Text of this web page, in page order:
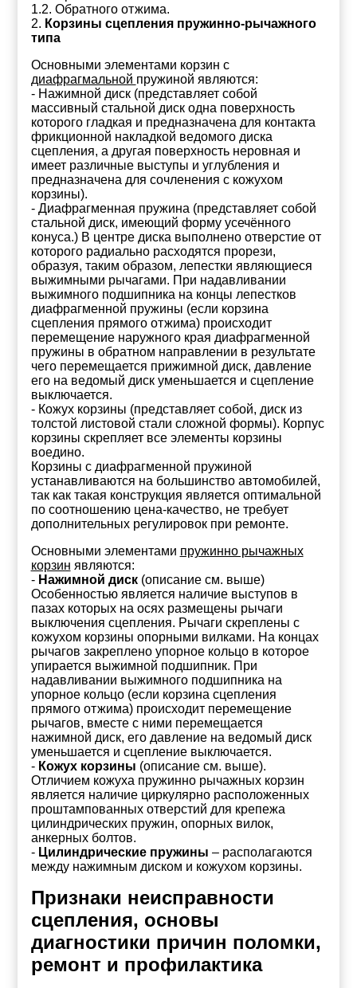
1.2. Обратного отжима.
2. Корзины сцепления пружинно-рычажного
типа
Основными элементами корзин с
диафрагмальной пружиной являются:
- Нажимной диск (представляет собой
массивный стальной диск одна поверхность
которого гладкая и предназначена для контакта
фрикционной накладкой ведомого диска
сцепления, а другая поверхность неровная и
имеет различные выступы и углубления и
предназначена для сочленения с кожухом
корзины).
- Диафрагменная пружина (представляет собой
стальной диск, имеющий форму усечённого
конуса.) В центре диска выполнено отверстие от
которого радиально расходятся прорези,
образуя, таким образом, лепестки являющиеся
выжимными рычагами. При надавливании
выжимного подшипника на концы лепестков
диафрагменной пружины (если корзина
сцепления прямого отжима) происходит
перемещение наружного края диафрагменной
пружины в обратном направлении в результате
чего перемещается прижимной диск, давление
его на ведомый диск уменьшается и сцепление
выключается.
- Кожух корзины (представляет собой, диск из
толстой листовой стали сложной формы). Корпус
корзины скрепляет все элементы корзины
воедино.
Корзины с диафрагменной пружиной
устанавливаются на большинство автомобилей,
так как такая конструкция является оптимальной
по соотношению цена-качество, не требует
дополнительных регулировок при ремонте.
Основными элементами пружинно рычажных
корзин являются:
- Нажимной диск(описание см. выше)
Особенностью является наличие выступов в
пазах которых на осях размещены рычаги
выключения сцепления. Рычаги скреплены с
кожухом корзины опорными вилками. На концах
рычагов закреплено упорное кольцо в которое
упирается выжимной подшипник. При
надавливании выжимного подшипника на
упорное кольцо (если корзина сцепления
прямого отжима) происходит перемещение
рычагов, вместе с ними перемещается
нажимной диск, его давление на ведомый диск
уменьшается и сцепление выключается.
- Кожух корзины (описание см. выше).
Отличием кожуха пружинно рычажных корзин
является наличие циркулярно расположенных
проштампованных отверстий для крепежа
цилиндрических пружин, опорных вилок,
анкерных болтов.
- Цилиндрические пружины – располагаются
между нажимным диском и кожухом корзины.
Признаки неисправности
сцепления, основы
диагностики причин поломки,
ремонт и профилактика